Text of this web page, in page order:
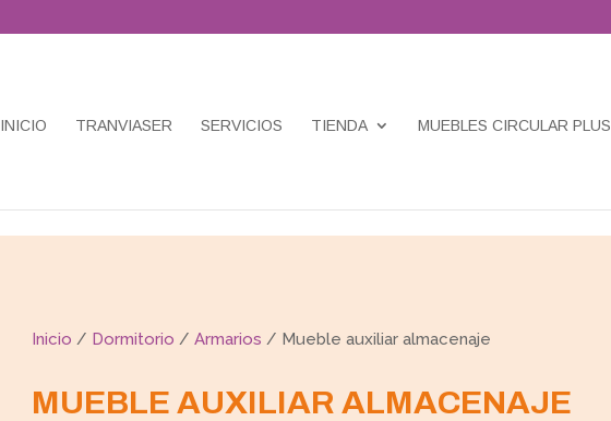
INICIO TRANVIASER SERVICIOS TIENDA MUEBLES CIRCULAR PLUS
Inicio / Dormitorio / Armarios / Mueble auxiliar almacenaje
MUEBLE AUXILIAR ALMACENAJE